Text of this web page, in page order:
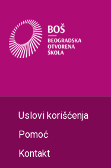
Uslovi korišćenja
Pomoć
Kontakt